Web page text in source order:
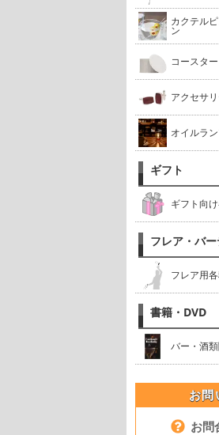
カクテル
ン
コースタ
アクセサ
オイルラ
ギフト
ギフト向
フレア・バ
フレア用
書籍・DVD
バー・酒
お問
お問